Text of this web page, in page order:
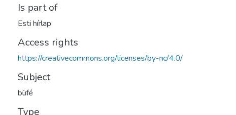
Is part of
Esti hírlap
Access rights
https://creativecommons.org/licenses/by-nc/4.0/
Subject
büfé
Type